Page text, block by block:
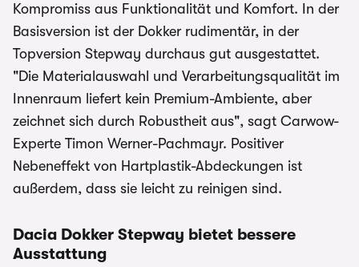
Kompromiss aus Funktionalität und Komfort. In der
Basisversion ist der Dokker rudimentär, in der
Topversion Stepway durchaus gut ausgestattet.
"Die Materialauswahl und Verarbeitungsqualität im
Innenraum liefert kein Premium-Ambiente, aber
zeichnet sich durch Robustheit aus", sagt Carwow-
Experte Timon Werner-Pachmayr. Positiver
Nebeneffekt von Hartplastik-Abdeckungen ist
außerdem, dass sie leicht zu reinigen sind.
Dacia Dokker Stepway bietet bessere
Ausstattung